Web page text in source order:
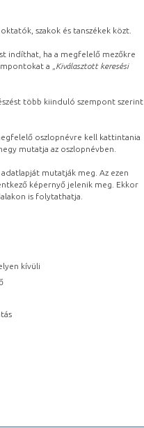
szakok és tanszékek közt.
indíthat, ha a megfelelő mezőkre
a „ Kiválasztott keresési
több kiinduló szempont szerint
oszlopnévre kell kattintania
mutatja az oszlopnévben.
mutatják meg. Az ezen
képernyő jelenik meg. Ekkor
is folytathatja.
kívüli